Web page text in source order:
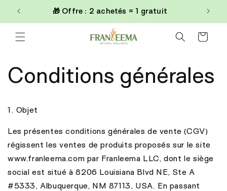
passer
au
🎁 Offre : 2 achetés = 1 gratuit
Panier
Conditions générales
1. Objet
Les présentes conditions générales de vente (CGV)
régissent les ventes de produits proposés sur le site
www.franleema.com par Franleema LLC, dont le siège
social est situé à 8206 Louisiana Blvd NE, Ste A
#5333, Albuquerque, NM 87113, USA. En passant